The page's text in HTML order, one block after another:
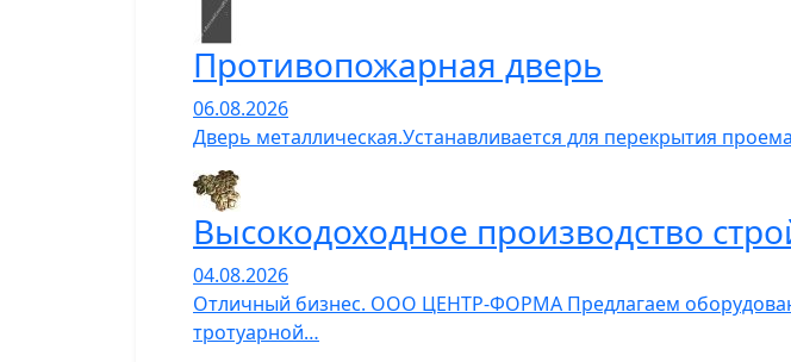
Противопожарная дверь
06.08.2026
Дверь металлическая.Устанавливается для перекрытия
Высокодоходное производство
04.08.2026
Отличный бизнес. ООО ЦЕНТР-ФОРМА Предлагаем
тротуарной…